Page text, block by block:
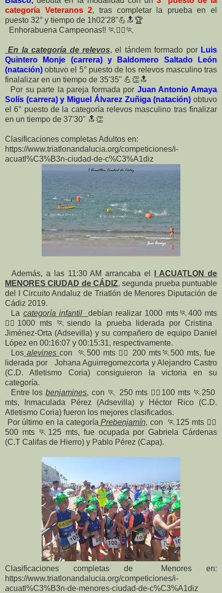
categoría Veteranos 2, tras completar la prueba en el
puesto 32° y tiempo de 1h02'28"💪🔝🏆
Enhorabuena Campeonas!! 🏃🏊‍♀🏃
En la categoría de relevos, el tándem formado por Luis
Quintero Monje (carrera) y Baldomero Saltado León
(natación) obtuvo el 5° puesto de los relevos masculino tras
finalalizar en un tiempo de 35'35" 💪👏🔝
Por su parte la pareja formada por Juan Antonio Amaya
Solís (carrera) y Miguel Álvarez Zuñiga (natación) obtuvo
el 6° puesto de la categoría relevos masculino tras finalizar
en un tiempo de 37'30" 🔝👏
Clasificaciones completas Adultos en:
https://www.triatlonandalucia.org/competiciones/i-
acuatl%C3%B3n-ciudad-de-c%C3%A1diz
Además, a las 11:30 AM arrancaba el
ACUATLON de
MENORES CIUDAD de CÁDIZ, segunda prueba puntuable
del I Circuito Andaluz de Triatlón de Menores Diputación de
Cádiz 2019.
La categoría infantil debían realizar 1000 mts🏃400 mts
🏊‍♀1000 mts 🏃siendo la prueba liderada por Cristina
Jiménez-Orta (Adsevilla) y su compañero de equipo Daniel
López en 00:16:07 y 00:15:31, respectivamente.
Losalevines con 🏃500 mts 🏊‍♀ 200 mts🏃500 mts, fue
liderada por Johana Aguirregomezcorta y Alejandro Castro
(C.D. Atletismo Coria) consiguieron la victoria en su
categoría.
Entre losbenjamines, con 🏃 250 mts 🏊‍♀100 mts 🏃250
mts, Inmaculada Pérez (Adsevilla) y Héctor Rico (C.D.
Atletismo Coria) fueron los mejores clasificados.
Por último en la categoría Prebenjamín, con 🏃125 mts 🏊‍♀
500 mts 🏃125 mts, fue ocupada por Gabriela Cárdenas
(C.T Califas de Hierro) y Pablo Pérez (Capa).
Clasificaciones completas de Menores en:
https://www.triatlonandalucia.org/competiciones/i-
acuatl%C3%B3n-de-menores-ciudad-de-c%C3%A1diz